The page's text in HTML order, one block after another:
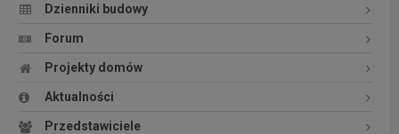
Dzienniki budowy
Forum
Projekty domów
Aktualności
Przedstawiciele